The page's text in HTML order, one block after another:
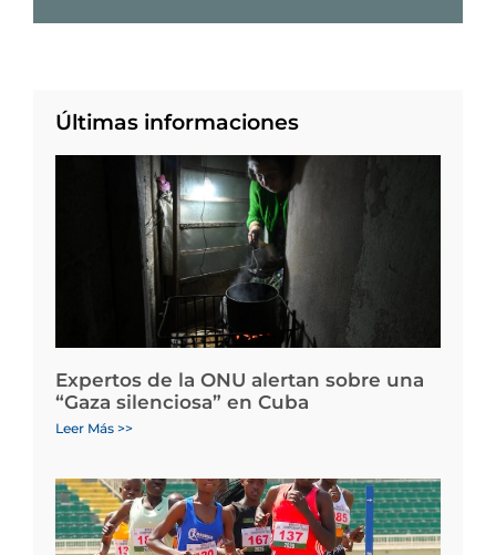
Últimas informaciones
Expertos de la ONU alertan sobre una
“Gaza silenciosa” en Cuba
Leer Más >>